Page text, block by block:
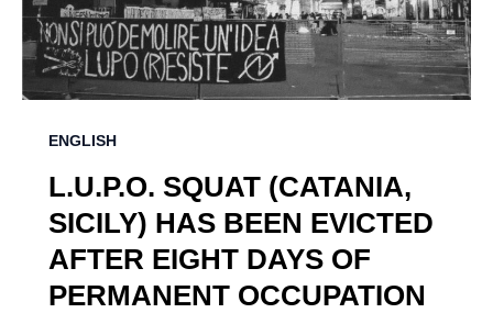
ENGLISH
L.U.P.O. SQUAT (CATANIA,
SICILY) HAS BEEN EVICTED
AFTER EIGHT DAYS OF
PERMANENT OCCUPATION